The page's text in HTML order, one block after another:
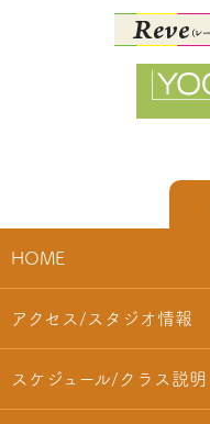
HOME
アクセス/スタジオ情報
スケジュール/クラス説明